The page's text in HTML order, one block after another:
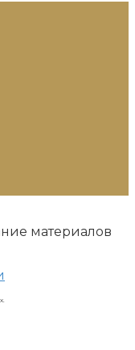
материалов